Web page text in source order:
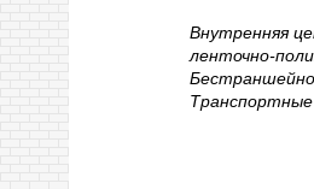
Внутренняя
ленточно-
Транспортные